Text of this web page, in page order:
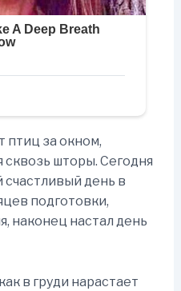
птиц за окном,
сквозь шторы. Сегодня
день в
подготовки,
наконец настал день
в груди нарастает